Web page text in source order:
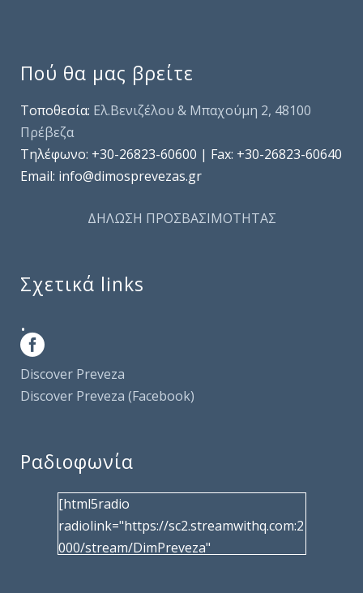
Πού θα μας βρείτε
Τοποθεσία: Ελ.Βενιζέλου & Μπαχούμη 2, 48100
Πρέβεζα
Τηλέφωνo: +30-26823-60600 | Fax: +30-26823-60640
Email: info@dimosprevezas.gr
ΔΗΛΩΣΗ ΠΡΟΣΒΑΣΙΜΟΤΗΤΑΣ
Σχετικά links
.
Discover Preveza
Discover Preveza (Facebook)
Ραδιοφωνία
[html5radio
radiolink="https://sc2.streamwithq.com:2
000/stream/DimPreveza"